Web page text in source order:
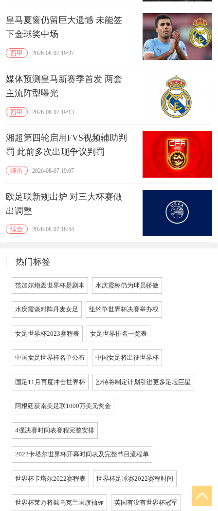
皇马夏窗仍留巨大遗憾 未能签
下金球奖中场
西甲 2026-08-07 19:37
媒体预测皇马新赛季首发 两套
主流阵型曝光
西甲 2026-08-07 19:13
湘超第四轮启用FVS视频辅助判
罚 此前多次出现争议判罚
综合 2026-08-07 19:07
欧足联新规出炉 对三大杯赛做
出调整
综合 2026-08-07 18:44
热门标签
范加尔炮轰世界杯是剧本 水庆霞称仍为球员骄傲
水庆霞谈对阵丹麦女足 纽约争世界杯决赛举办权
女足世界杯2023赛程表 女足世界排名一览表
中国女足世界杯名单公布 中国女足将出征世界杯
国足11月再度冲击世界杯 沙特将制定计划引进更多足坛巨星
阿根廷获南美足联1000万美元奖金
4强决赛时间表赛程完整安排
2022卡塔尔世界杯开幕时间表及完整节目流程单
世界杯卡塔尔2022赛程表 世界杯足球赛2022赛程时间
世界杯莱万将戴乌克兰国旗袖标 英国有没有世界杯冠军